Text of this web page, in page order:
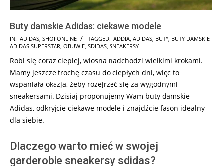
Buty damskie Adidas: ciekawe modele
2026-
02-
15
IN: ADIDAS SHOPONLINE TAGGED: ADDIA ADIDAS BUTY BUTY DAMSKIE
ADIDAS SUPERSTAR OBUWIE SDIDAS SNEAKERSY
Robi się coraz cieplej, wiosna nadchodzi wielkimi krokami.
Mamy jeszcze trochę czasu do ciepłych dni, więc to
wspaniała okazja, żeby rozejrzeć się za wygodnymi
sneakersami. Dzisiaj proponujemy Wam buty damskie
Adidas, odkryjcie ciekawe modele i znajdźcie fason idealny
dla siebie.
Dlaczego warto mieć w swojej
garderobie sneakersy sdidas?